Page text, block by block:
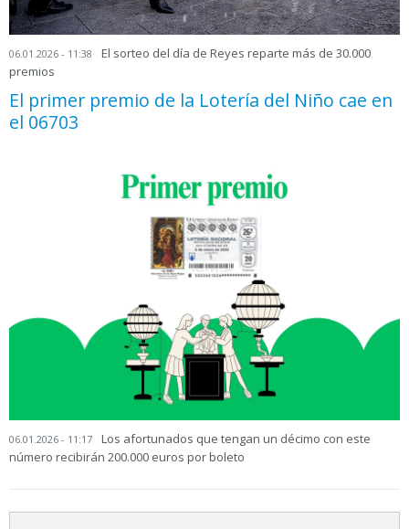
06.01.2026 - 11:38
El sorteo del día de Reyes reparte más de 30.000
premios
El primer premio de la Lotería del Niño cae en
el 06703
06.01.2026 - 11:17
Los afortunados que tengan un décimo con este
número recibirán 200.000 euros por boleto